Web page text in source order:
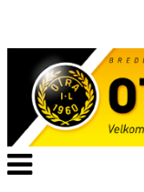
Veksle
navigasjon